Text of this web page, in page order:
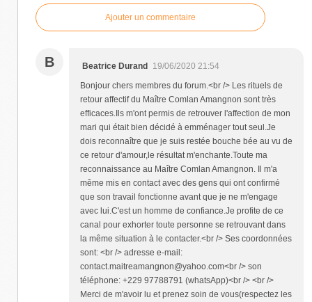
Ajouter un commentaire
B Beatrice Durand 19/06/2020 21:54
Bonjour chers membres du forum.<br /> Les rituels de
retour affectif du Maître Comlan Amangnon sont très
efficaces.Ils m'ont permis de retrouver l'affection de mon
mari qui était bien décidé à emménager tout seul.Je
dois reconnaître que je suis restée bouche bée au vu de
ce retour d'amour,le résultat m'enchante.Toute ma
reconnaissance au Maître Comlan Amangnon. Il m'a
même mis en contact avec des gens qui ont confirmé
que son travail fonctionne avant que je ne m'engage
avec lui.C'est un homme de confiance.Je profite de ce
canal pour exhorter toute personne se retrouvant dans
la même situation à le contacter.<br /> Ses coordonnées
sont: <br /> adresse e-mail:
contact.maitreamangnon@yahoo.com<br /> son
téléphone: +229 97788791 (whatsApp)<br /> <br />
Merci de m'avoir lu et prenez soin de vous(respectez les